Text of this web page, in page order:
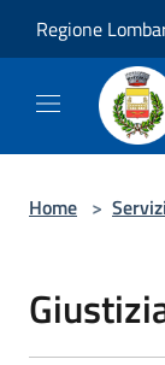
Regione
Home > Servizi